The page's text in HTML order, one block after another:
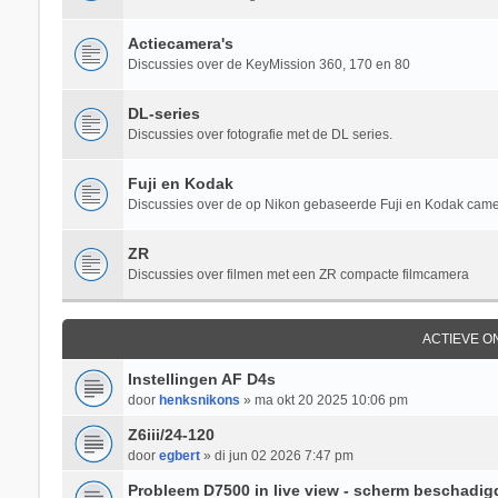
Actiecamera's
Discussies over de KeyMission 360, 170 en 80
DL-series
Discussies over fotografie met de DL series.
Fuji en Kodak
Discussies over de op Nikon gebaseerde Fuji en Kodak
ZR
Discussies over filmen met een ZR compacte filmcamera
ACTIEVE
Instellingen AF D4s
door henksnikons » ma okt 20 2025 10:06 pm
Z6iii/24-120
door egbert» di jun 02 2026 7:47 pm
Probleem D7500 in live view - scherm